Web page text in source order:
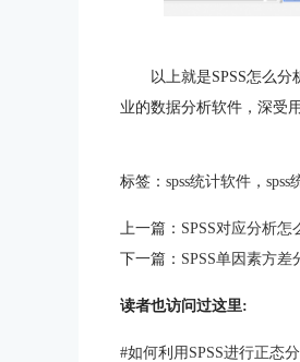
以上就是SPSS怎么
业的数据分析软件，深受
标签： spss统计软件 ， spss
上一篇： SPSS对应分析怎
下一篇： SPSS单因素方
读者也访问过这里:
#如何利用SPSS进行正态